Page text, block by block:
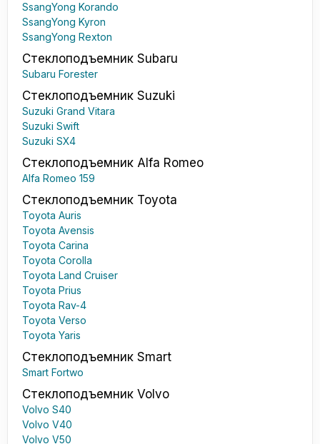
SsangYong Korando
SsangYong Kyron
SsangYong Rexton
Стеклоподъемник Subaru
Subaru Forester
Стеклоподъемник Suzuki
Suzuki Grand Vitara
Suzuki Swift
Suzuki SX4
Стеклоподъемник Alfa Romeo
Alfa Romeo 159
Стеклоподъемник Toyota
Toyota Auris
Toyota Avensis
Toyota Carina
Toyota Corolla
Toyota Land Cruiser
Toyota Prius
Toyota Rav-4
Toyota Verso
Toyota Yaris
Стеклоподъемник Smart
Smart Fortwo
Стеклоподъемник Volvo
Volvo S40
Volvo V40
Volvo V50